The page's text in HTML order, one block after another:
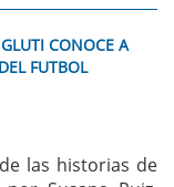
CONOCE A
FUTBOL
las historias de